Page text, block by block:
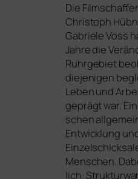
Die
Christoph
Gabriele Voss
Jahre die
Ruhrgebiet
die­je­ni­gen
Leben und
geprägt war.
schen
Entwicklung
Menschen.
lich: